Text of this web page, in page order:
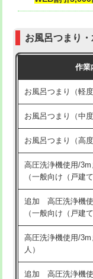
交換・取付（普通
交換・取付（温水
交換・取付(単水栓
式）)
交換・取付(混合水
式・ワンホール）)
交換・取付(排水栓
（P/S/ポップアッ
交換・取付（その
持込商品取付（単
持込商品取付（混合
持込商品取付（浄
お風呂つまり
作業
お風呂つまり（軽
お風呂つまり（中
お風呂つまり（高
高圧洗浄機使用/3m
（一般向け（戸建
追加 高圧洗浄機使
（一般向け（戸建
高圧洗浄機使用/
人）
追加 高圧洗浄機